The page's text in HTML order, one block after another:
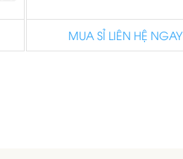
MUA SỈ LIÊN HỆ NGAY